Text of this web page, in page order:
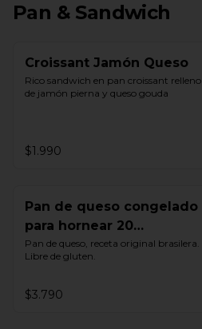
Pan & Sandwich
Croissant Jamón Queso
Rico sandwich en pan croissant relleno
de jamón pierna y queso gouda
$1.990
Pan de queso congelado
para hornear 20
Unidades
Pan de queso, receta original brasilera.
Libre de gluten.
$3.790